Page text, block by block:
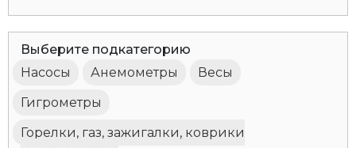
Выберите подкатегорию
Насосы
Анемометры
Весы
Гигрометры
Горелки, газ, зажигалки, коврики